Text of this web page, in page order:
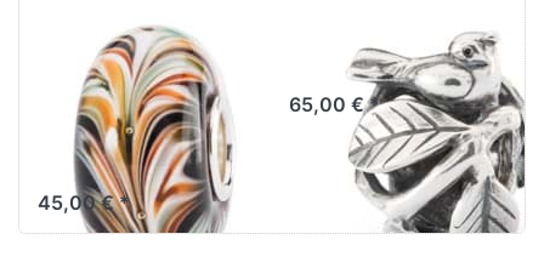
TAUSEND
FEDERN TGLBE-
20369 -
LIMITIERTE
EDITION
45,00 € *
TAGBE-40130
65,00 € *